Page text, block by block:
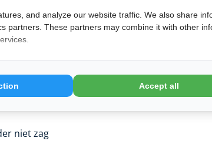
een noodzakelijk
als iets dat je moet vermijden. Maar in het
informatief.
niet zag
and analyze our website traffic. We also share
partners. These partners may combine it with other
Accept all